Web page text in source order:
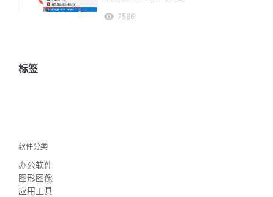
7586
标签
软件分类
办公软件
图形图像
应用工具